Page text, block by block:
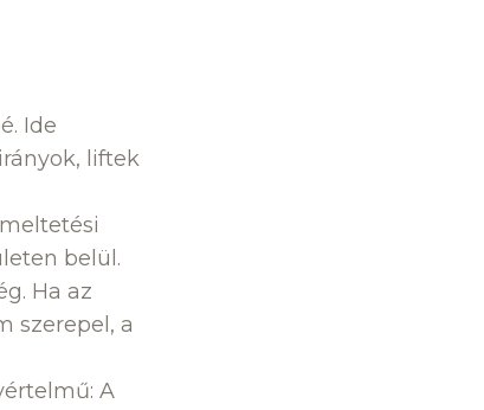
Ide
liftek
belül.
Ha az
szerepel, a
A